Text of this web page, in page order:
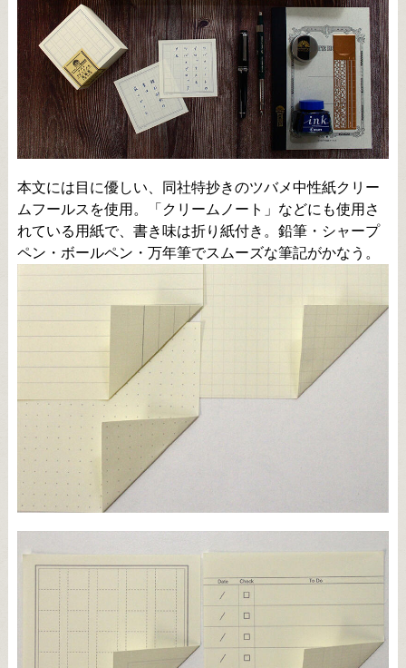
本文には目に優しい、同社特抄きのツバメ中性紙クリー
ムフールスを使用。「クリームノート」などにも使用さ
れている用紙で、書き味は折り紙付き。鉛筆・シャープ
ペン・ボールペン・万年筆でスムーズな筆記がかなう。